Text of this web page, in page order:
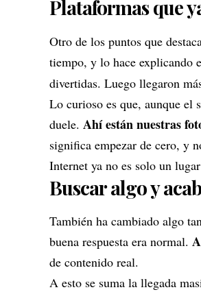
Plataformas que
Otro de los puntos que
tiempo, y lo hace explicando
divertidas. Luego llegaron
Lo curioso es que, aunque el
duele. Ahí están nuestras
significa empezar de cero, y
Internet ya no es solo un
Buscar algo y
También ha cambiado algo
buena respuesta era normal.
de contenido real.
A esto se suma la llegada